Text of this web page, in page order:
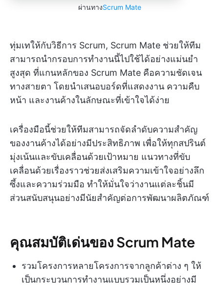
ผ่านทางScrum Mate
ทุ่มเทให้กับวิธีการ Scrum, Scrum Mate ช่วยให้ทีม
สามารถนำกรอบการทำงานนี้ไปใช้ได้อย่างแม่นยำ
สูงสุด ที่แกนหลักของ Scrum Mate คือความชัดเจน
ทางสายตา โดยนำเสนอบอร์ดที่แสดงงาน ความคืบ
หน้า และงานค้างในลักษณะที่เข้าใจได้ง่าย
เครื่องมือนี้ช่วยให้ทีมสามารถจัดลำดับความสำคัญ
ของงานค้างได้อย่างมีประสิทธิภาพ เพื่อให้ทุกสปรินต์
มุ่งเน้นและขับเคลื่อนด้วยเป้าหมาย แนวทางที่ขับ
เคลื่อนด้วยเรื่องราวช่วยส่งเสริมความเข้าใจอย่างลึก
ซึ้งและความร่วมมือ ทำให้มั่นใจว่างานแต่ละชิ้นมี
ส่วนสนับสนุนอย่างมีนัยสำคัญต่อการพัฒนาผลิตภัณฑ์
คุณสมบัติเด่นของ Scrum Mate
รวมโครงการหลายโครงการจากลูกค้าต่าง ๆ ให้
เป็นกระบวนการทำงานแบบรวมเป็นหนึ่งอย่างมี